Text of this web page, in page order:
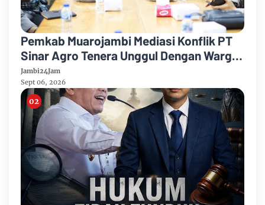
Pemkab Muarojambi Mediasi Konflik PT
Sinar Agro Tenera Unggul Dengan Warga
Sipin Teluk Duren
Jambi24Jam
Sept 06, 2026